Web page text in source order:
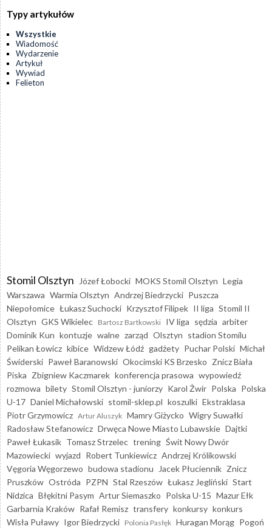
Typy artykułów
Wszystkie
Wiadomość
Wydarzenie
Artykuł
Wywiad
Felieton
Stomil Olsztyn Józef Łobocki MOKS Stomil Olsztyn Legia
Warszawa Warmia Olsztyn Andrzej Biedrzycki Puszcza
Niepołomice Łukasz Suchocki Krzysztof Filipek II liga Stomil II
Olsztyn GKS Wikielec Bartosz Bartkowski IV liga sędzia arbiter
Dominik Kun kontuzje walne zarząd Olsztyn stadion Stomilu
Pelikan Łowicz kibice Widzew Łódź gadżety Puchar Polski Michał
Świderski Paweł Baranowski Okocimski KS Brzesko Znicz Biała
Piska Zbigniew Kaczmarek konferencja prasowa wypowiedź
rozmowa bilety Stomil Olsztyn - juniorzy Karol Żwir Polska Polska
U-17 Daniel Michałowski stomil-sklep.pl koszulki Ekstraklasa
Piotr Grzymowicz Artur Aluszyk Mamry Giżycko Wigry Suwałki
Radosław Stefanowicz Drwęca Nowe Miasto Lubawskie Dajtki
Paweł Łukasik Tomasz Strzelec trening Świt Nowy Dwór
Mazowiecki wyjazd Robert Tunkiewicz Andrzej Królikowski
Vęgoria Węgorzewo budowa stadionu Jacek Płuciennik Znicz
Pruszków Ostróda PZPN Stal Rzeszów Łukasz Jegliński Start
Nidzica Błękitni Pasym Artur Siemaszko Polska U-15 Mazur Ełk
Garbarnia Kraków Rafał Remisz transfery konkursy konkurs
Wisła Puławy Igor Biedrzycki Polonia Pasłęk Huragan Morąg Pogoń